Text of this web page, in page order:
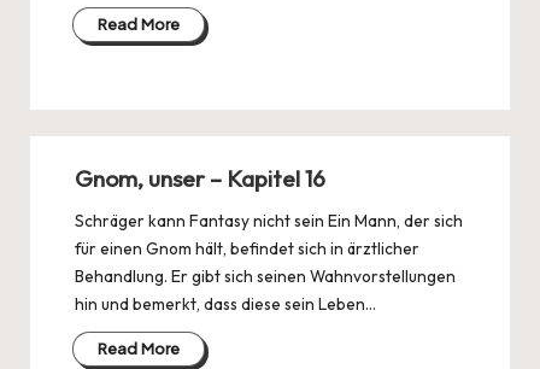
Read More
Gnom, unser – Kapitel 16
Schräger kann Fantasy nicht sein Ein Mann, der sich
für einen Gnom hält, befindet sich in ärztlicher
Behandlung. Er gibt sich seinen Wahnvorstellungen
hin und bemerkt, dass diese sein Leben…
Read More